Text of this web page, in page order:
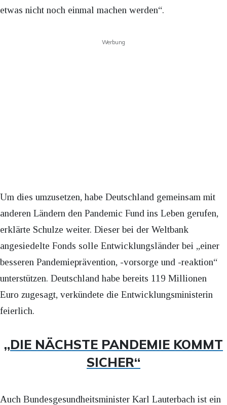
etwas nicht noch einmal machen werden“.
Werbung
Um dies umzusetzen, habe Deutschland gemeinsam mit
anderen Ländern den Pandemic Fund ins Leben gerufen,
erklärte Schulze weiter. Dieser bei der Weltbank
angesiedelte Fonds solle Entwicklungsländer bei „einer
besseren Pandemieprävention, -vorsorge und -reaktion“
unterstützen. Deutschland habe bereits 119 Millionen
Euro zugesagt, verkündete die Entwicklungsministerin
feierlich.
„DIE NÄCHSTE PANDEMIE KOMMT
SICHER“
Auch Bundesgesundheitsminister Karl Lauterbach ist ein